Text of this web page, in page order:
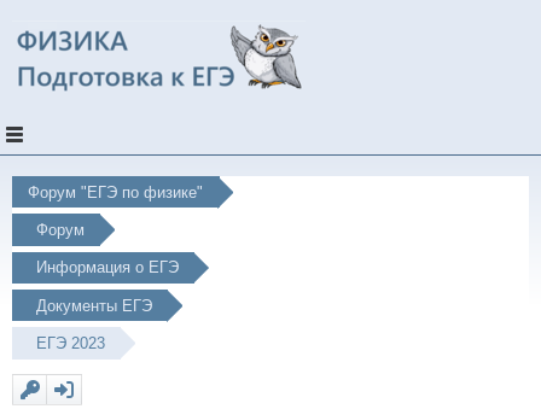
Форум "ЕГЭ по физике"
Форум
Информация о ЕГЭ
Документы ЕГЭ
ЕГЭ 2023